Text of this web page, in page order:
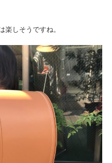
楽しそうですね。